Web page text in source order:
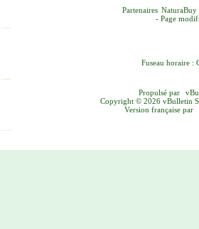
Partenaires NaturaBuy
- Page
Fuseau horaire :
Propulsé par
Copyright © 2026 vBulletin
Version française par